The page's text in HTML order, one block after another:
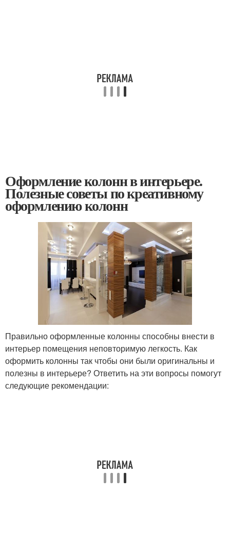
Оформление колонн в интерьере.
Полезные советы по креативному
оформлению колонн
Правильно оформленные колонны способны внести в
интерьер помещения неповторимую легкость. Как
оформить колонны так чтобы они были оригинальны и
полезны в интерьере? Ответить на эти вопросы помогут
следующие рекомендации: